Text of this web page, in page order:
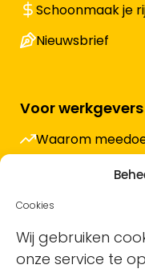
Cookies
Wij gebruiken
onze service te
Schoonmaak je
Nieuwsbrief
Voor werkgevers
Waarom
Hoe werkt het
Vacature plaatsen
Sollicitanten
Blog